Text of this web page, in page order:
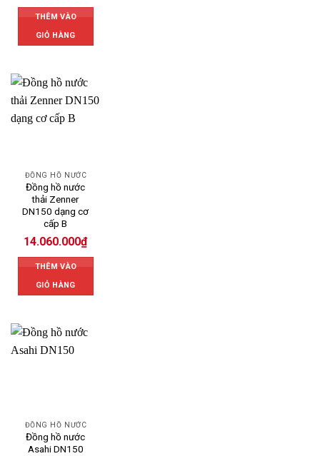
THÊM VÀO
GIỎ HÀNG
ĐỒNG HỒ NƯỚC
Đồng hồ nước
thải Zenner
DN150 dạng cơ
cấp B
14.060.000₫
THÊM VÀO
GIỎ HÀNG
ĐỒNG HỒ NƯỚC
Đồng hồ nước
Asahi DN150